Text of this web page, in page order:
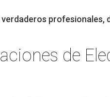
profesionales,
de